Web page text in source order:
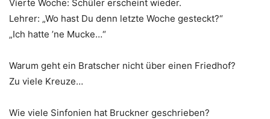
Vierte Woche: Schüler erscheint wieder.
Lehrer: „Wo hast Du denn letzte Woche gesteckt?“
„Ich hatte ’ne Mucke…“
Warum geht ein Bratscher nicht über einen Friedhof?
Zu viele Kreuze…
Wie viele Sinfonien hat Bruckner geschrieben?